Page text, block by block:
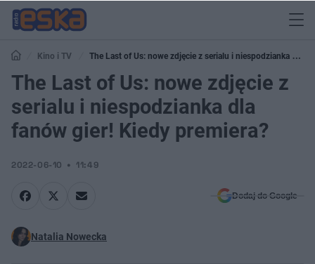
Kino i TV
The Last of Us: nowe zdjęcie z serialu i niespodzianka dla
fanów gier! Kiedy premiera?
The Last of Us: nowe zdjęcie z
serialu i niespodzianka dla
fanów gier! Kiedy premiera?
2022-06-10 11:49
Dodaj do Google
Natalia Nowecka